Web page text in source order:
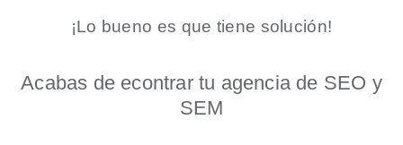
¡Lo bueno es que tiene solución!
Acabas de econtrar tu agencia de SEO y
SEM